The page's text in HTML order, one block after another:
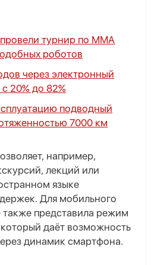
турнир по ММА
роботов
через электронный
20% до 82%
подводный
7000 км
например,
лекций или
языке
Для мобильного
представила режим
даёт возможность
динамик смартфона.